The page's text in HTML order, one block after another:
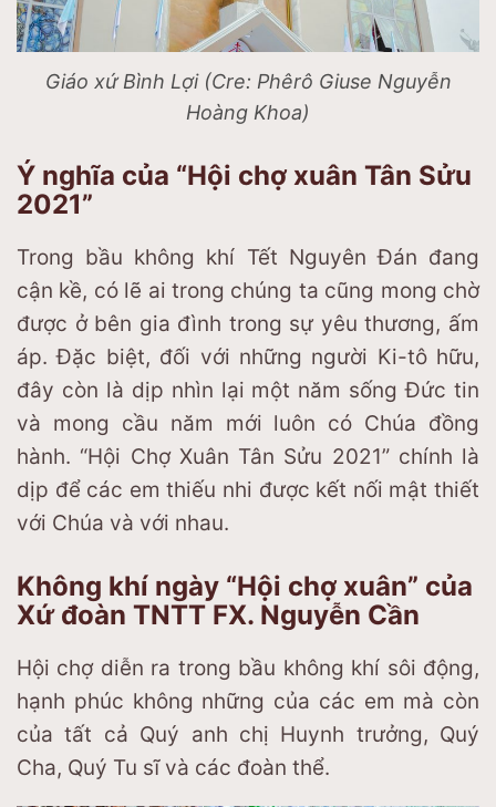
Giáo xứ Bình Lợi (Cre: Phêrô Giuse Nguyễn
Hoàng Khoa)
Ý nghĩa của “Hội chợ xuân Tân Sửu
2021”
Trong bầu không khí Tết Nguyên Đán đang
cận kề, có lẽ ai trong chúng ta cũng mong chờ
được ở bên gia đình trong sự yêu thương, ấm
áp. Đặc biệt, đối với những người Ki-tô hữu,
đây còn là dịp nhìn lại một năm sống Đức tin
và mong cầu năm mới luôn có Chúa đồng
hành. “Hội Chợ Xuân Tân Sửu 2021” chính là
dịp để các em thiếu nhi được kết nối mật thiết
với Chúa và với nhau.
Không khí ngày “Hội chợ xuân” của
Xứ đoàn TNTT FX. Nguyễn Cần
Hội chợ diễn ra trong bầu không khí sôi động,
hạnh phúc không những của các em mà còn
của tất cả Quý anh chị Huynh trưởng, Quý
Cha, Quý Tu sĩ và các đoàn thể.